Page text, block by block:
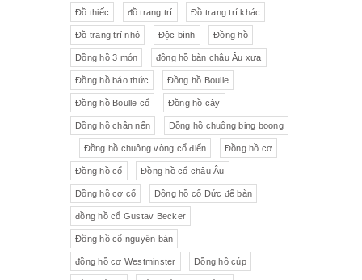
Đồ thiếc đồ trang trí Đồ trang trí khác
Đồ trang trí nhỏ Độc bình Đồng hồ
Đồng hồ 3 món đồng hồ bàn châu Âu xưa
Đồng hồ báo thức Đồng hồ Boulle
Đồng hồ Boulle cổ Đồng hồ cây
Đồng hồ chân nến Đồng hồ chuông bing boong
Đồng hồ chuông vòng cổ điển Đồng hồ cơ
Đồng hồ cổ Đồng hồ cổ châu Âu
Đồng hồ cơ cổ Đồng hồ cổ Đức để bàn
đồng hồ cổ Gustav Becker
Đồng hồ cổ nguyên bản
đồng hồ cơ Westminster Đồng hồ cúp